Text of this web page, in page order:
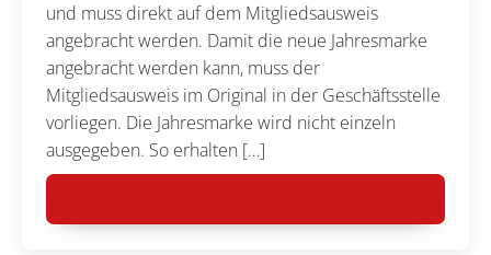
und muss direkt auf dem Mitgliedsausweis
angebracht werden. Damit die neue Jahresmarke
angebracht werden kann, muss der
Mitgliedsausweis im Original in der Geschäftsstelle
vorliegen. Die Jahresmarke wird nicht einzeln
ausgegeben. So erhalten […]